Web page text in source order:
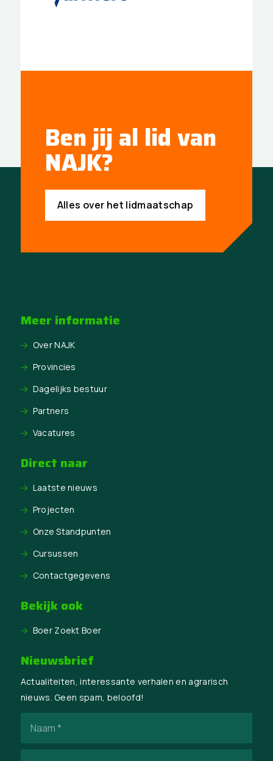
Ben jij al lid van
NAJK?
Alles over het lidmaatschap
Meer informatie
Over NAJK
Provincies
Dagelijks bestuur
Partners
Vacatures
Direct naar
Laatste nieuws
Projecten
Onze Standpunten
Cursussen
Contactgegevens
Bekijk ook
Boer Zoekt Boer
Nieuwsbrief
Actualiteiten, interessante verhalen en agrarisch
nieuws. Geen spam, beloofd!